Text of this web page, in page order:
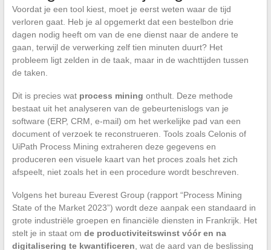
Voordat je een tool kiest, moet je eerst weten waar de tijd
verloren gaat. Heb je al opgemerkt dat een bestelbon drie
dagen nodig heeft om van de ene dienst naar de andere te
gaan, terwijl de verwerking zelf tien minuten duurt? Het
probleem ligt zelden in de taak, maar in de wachttijden tussen
de taken.
Dit is precies wat process mining onthult. Deze methode
bestaat uit het analyseren van de gebeurtenislogs van je
software (ERP, CRM, e-mail) om het werkelijke pad van een
document of verzoek te reconstrueren. Tools zoals Celonis of
UiPath Process Mining extraheren deze gegevens en
produceren een visuele kaart van het proces zoals het zich
afspeelt, niet zoals het in een procedure wordt beschreven.
Volgens het bureau Everest Group (rapport “Process Mining
State of the Market 2023”) wordt deze aanpak een standaard in
grote industriële groepen en financiële diensten in Frankrijk. Het
stelt je in staat om de productiviteitswinst vóór en na
digitalisering te kwantificeren , wat de aard van de beslissing